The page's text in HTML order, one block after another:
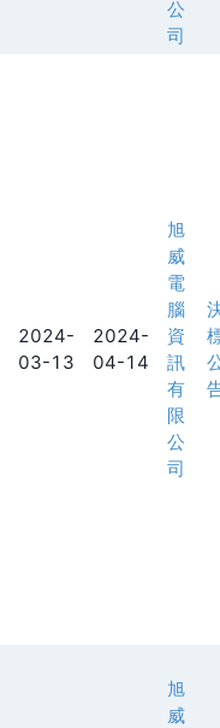
公
司
2024-
03-13
2024-
04-14
旭
威
電
腦
資
訊
有
限
公
司
旭
威